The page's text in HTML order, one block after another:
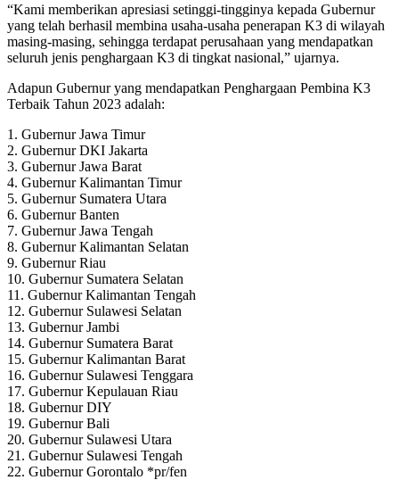
“Kami memberikan apresiasi setinggi-tingginya kepada Gubernur
yang telah berhasil membina usaha-usaha penerapan K3 di wilayah
masing-masing, sehingga terdapat perusahaan yang mendapatkan
seluruh jenis penghargaan K3 di tingkat nasional,” ujarnya.
Adapun Gubernur yang mendapatkan Penghargaan Pembina K3
Terbaik Tahun 2023 adalah:
1. Gubernur Jawa Timur
2. Gubernur DKI Jakarta
3. Gubernur Jawa Barat
4. Gubernur Kalimantan Timur
5. Gubernur Sumatera Utara
6. Gubernur Banten
7. Gubernur Jawa Tengah
8. Gubernur Kalimantan Selatan
9. Gubernur Riau
10. Gubernur Sumatera Selatan
11. Gubernur Kalimantan Tengah
12. Gubernur Sulawesi Selatan
13. Gubernur Jambi
14. Gubernur Sumatera Barat
15. Gubernur Kalimantan Barat
16. Gubernur Sulawesi Tenggara
17. Gubernur Kepulauan Riau
18. Gubernur DIY
19. Gubernur Bali
20. Gubernur Sulawesi Utara
21. Gubernur Sulawesi Tengah
22. Gubernur Gorontalo *pr/fen